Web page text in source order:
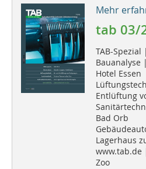
Mehr
tab 03/
TAB-Spezial
Bauanalyse
Hotel Essen
Entlüftung
Bad Orb
Lagerhaus
www.tab.de
Zoo